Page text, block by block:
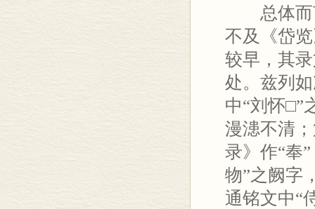
总体而言
不及《岱
较早，其
处。兹列
中“刘怀□”
漫漶不清
录》作“奉
物”之阙字
通铭文中“